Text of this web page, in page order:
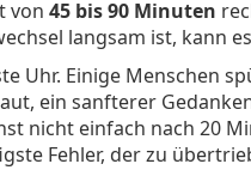
von 45 bis 90 Minuten
langsam ist, kann
Uhr. Einige Menschen
ein sanfterer
nicht einfach nach 20
Fehler, der zu